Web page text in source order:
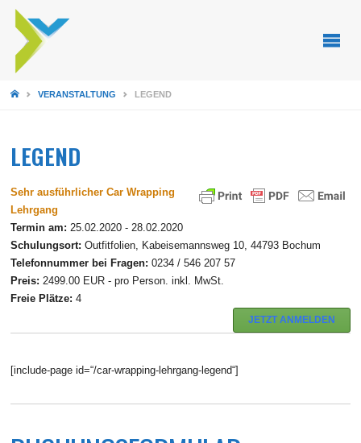
STARTSEITE
VERANSTALTUNG LEGEND
LEGEND
Sehr ausführlicher Car Wrapping
Lehrgang
Termin am: 25.02.2020 - 28.02.2020
Schulungsort: Outfitfolien, Kabeisemannsweg 10, 44793 Bochum
Telefonnummer bei Fragen: 0234 / 546 207 57
Preis: 2499.00 EUR - pro Person. inkl. MwSt.
Freie Plätze: 4
JETZT ANMELDEN
[include-page id=“/car-wrapping-lehrgang-legend“]